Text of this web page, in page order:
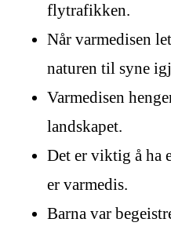
flytrafikken.
Når varmedisen
naturen til syne
Varmedisen
landskapet.
Det er viktig å ha
er varmedis.
Barna var